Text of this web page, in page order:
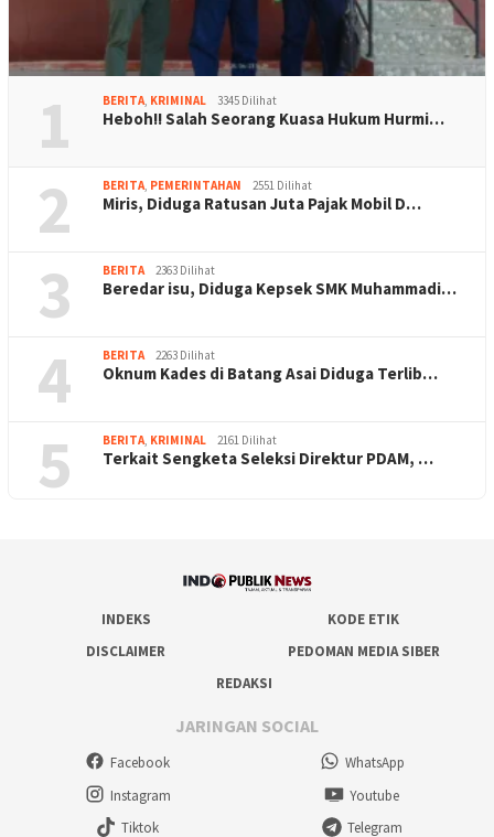
1 BERITA KRIMINAL 3345 Dilihat
Heboh!! Salah Seorang Kuasa Hukum Hurmi…
2 BERITA PEMERINTAHAN 2551 Dilihat
Miris, Diduga Ratusan Juta Pajak Mobil D…
3 BERITA 2363 Dilihat
Beredar isu, Diduga Kepsek SMK Muhammadi…
4 BERITA 2263 Dilihat
Oknum Kades di Batang Asai Diduga Terlib…
5 BERITA KRIMINAL 2161 Dilihat
Terkait Sengketa Seleksi Direktur PDAM, …
INDEKS
KODE ETIK
DISCLAIMER
PEDOMAN MEDIA SIBER
REDAKSI
JARINGAN SOCIAL
Facebook
WhatsApp
Instagram
Youtube
Tiktok
Telegram